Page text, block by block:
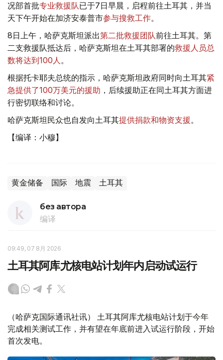
况部首批专业救援队已于7日早晨，启程前往土耳其，并当
天下午开始在加济安泰普市参与搜救工作。
8日上午，哈萨克斯坦派出第二批救援团队前往土耳其。第
二支救援队抵达后，哈萨克斯坦在土耳其部署的救援人员总
数将达到100人。
根据托卡耶夫总统的指示，哈萨克斯坦政府同时向土耳其紧
急提供了100万美元的援助 ，后续援助正在同土耳其方面进
行密切联络和讨论。
哈萨克斯坦民众也自发向土耳其提供捐款和物资支援。
【编译：小穆】
黄金储备 国际 地震 土耳其
без автора
编译
09:49, 07 8月 2026
土耳其阿库尤核电站计划年内启动试运行
（哈萨克国际通讯社讯） 土耳其阿库尤核电站计划于今年
完成相关测试工作，并有望在年底前进入试运行阶段，开始
首次发电。